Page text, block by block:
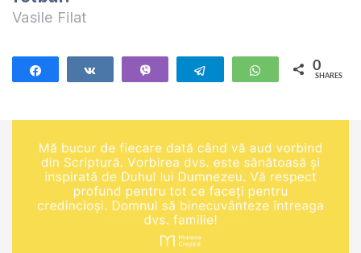
Vasile Filat
Telegram WhatsApp
0
SHARES